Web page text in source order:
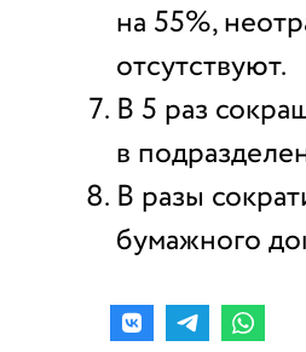
на 55%,
отсутствуют.
В 5 раз
в
В разы
бумажного